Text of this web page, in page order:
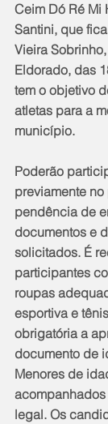
Ceim Dó Ré Mi
Santini, que
Vieira
Eldorado, das
tem o objetivo
atletas para a
município.
Poderão
previamente
pendência de
documentos e
solicitados. É
participantes
roupas
esportiva e
obrigatória a
documento de
Menores de
legal. Os